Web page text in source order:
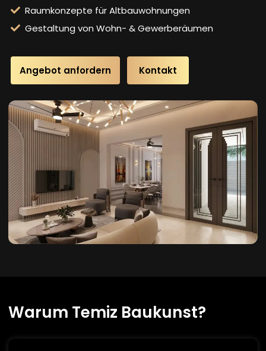
Raumkonzepte für Altbauwohnungen
Gestaltung von Wohn- & Gewerberäumen
Angebot anfordern Kontakt
Warum Temiz Baukunst?